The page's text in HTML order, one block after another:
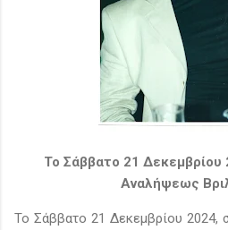
Το Σάββατο 21 Δεκεμβρίου
Αναλήψεως
Το Σάββατο 21 Δεκεμβρίου 2024,